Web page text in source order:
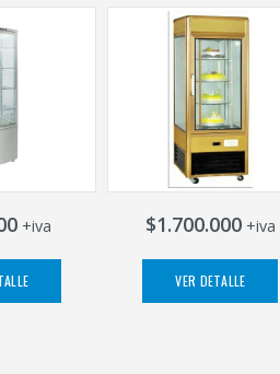
+iva $1.700.000+iva
VER DETALLE